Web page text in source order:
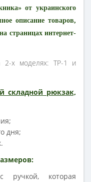
от украинского
описание товаров,
страницах интернет-
2-х моделях: ТР-1 и
складной рюкзак,
дня;
ручкой, которая